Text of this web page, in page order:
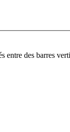
des barres